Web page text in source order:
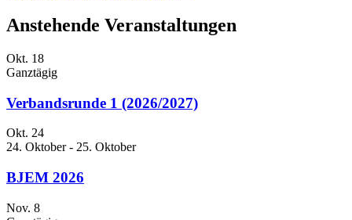
Anstehende Veranstaltungen
Okt. 18
Ganztägig
Verbandsrunde 1 (2026/2027)
Okt. 24
24. Oktober- 25. Oktober
BJEM 2026
Nov. 8